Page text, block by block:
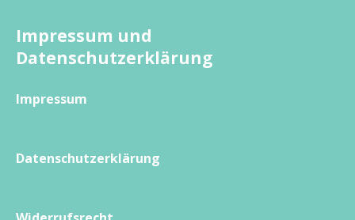
Impressum und
Datenschutzerklärung
Impressum
Datenschutzerklärung